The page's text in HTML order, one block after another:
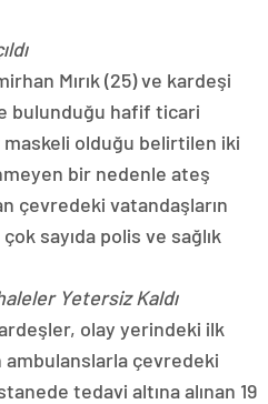
Mırık (25) ve kardeşi
bulunduğu hafif ticari
olduğu belirtilen iki
bir nedenle ateş
çevredeki vatandaşların
sayıda polis ve sağlık
Yetersiz Kaldı
olay yerindeki ilk
ambulanslarla çevredeki
tedavi altına alınan 19